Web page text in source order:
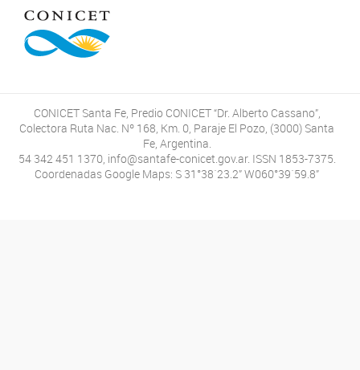
CONICET Santa Fe, Predio CONICET “Dr. Alberto Cassano”,
Colectora Ruta Nac. Nº 168, Km. 0, Paraje El Pozo, (3000) Santa
Fe, Argentina.
54 342 451 1370, info@santafe-conicet.gov.ar. ISSN 1853-7375.
Coordenadas Google Maps: S 31°38´23.2” W060°39´59.8”